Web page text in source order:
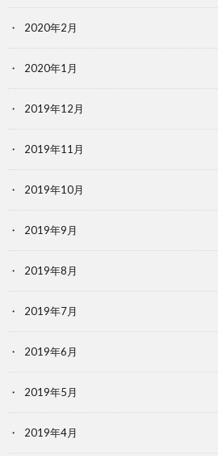
2020年2月
2020年1月
2019年12月
2019年11月
2019年10月
2019年9月
2019年8月
2019年7月
2019年6月
2019年5月
2019年4月